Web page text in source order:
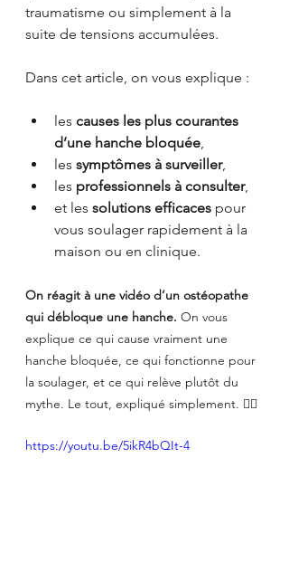
traumatisme ou simplement à la
suite de tensions accumulées.
Dans cet article, on vous explique :
les causes les plus courantes
d’une hanche bloquée,
les symptômes à surveiller,
les professionnels à consulter,
et les solutions efficaces pour
vous soulager rapidement à la
maison ou en clinique.
On réagit à une vidéo d’un ostéopathe
qui débloque une hanche. On vous
explique ce qui cause vraiment une
hanche bloquée, ce qui fonctionne pour
la soulager, et ce qui relève plutôt du
mythe. Le tout, expliqué simplement. 👇🏽
https://youtu.be/5ikR4bQIt-4